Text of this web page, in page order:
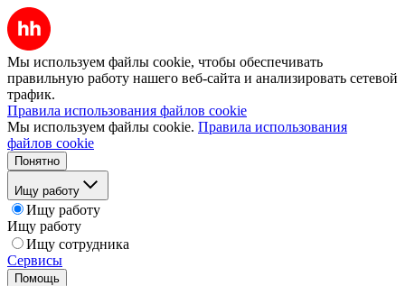
Мы используем файлы cookie, чтобы обеспечивать
правильную работу нашего веб-сайта и анализировать сетевой
трафик.
Правила использования файлов cookie
Мы используем файлы cookie. Правила использования
файлов cookie
Понятно
Ищу работу
Ищу работу
Ищу работу
Ищу сотрудника
Сервисы
Помощь